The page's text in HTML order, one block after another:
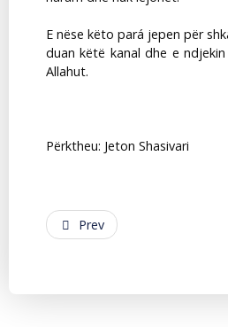
E nëse këto pará jepen për
duan këtë kanal dhe e
Allahut.
Përktheu: Jeton Shasivari
Prev